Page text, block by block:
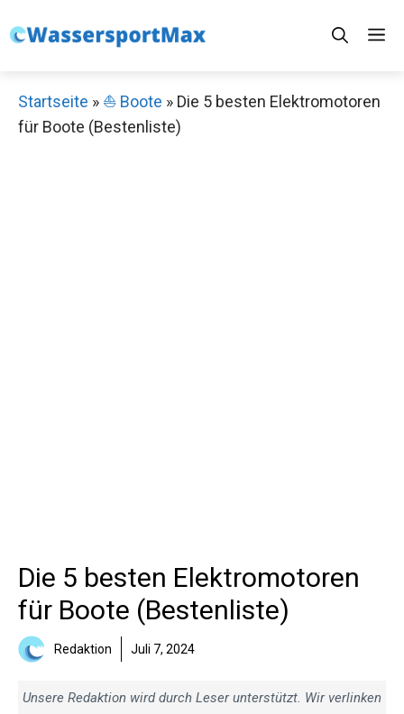
Inhalt
Startseite » ⛵️ Boote » Die 5 besten Elektromotoren
für Boote (Bestenliste)
Die 5 besten Elektromotoren
für Boote (Bestenliste)
Redaktion Juli 7, 2024
Unsere Redaktion wird durch Leser unterstützt. Wir verlinken